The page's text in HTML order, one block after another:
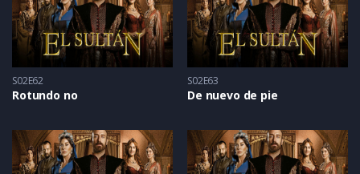
S02E62
Rotundo no
S02E63
De nuevo de pie